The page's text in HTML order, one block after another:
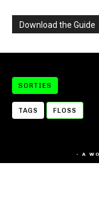
Download the Guide
SORTIES
TAGS FLOSS
- A